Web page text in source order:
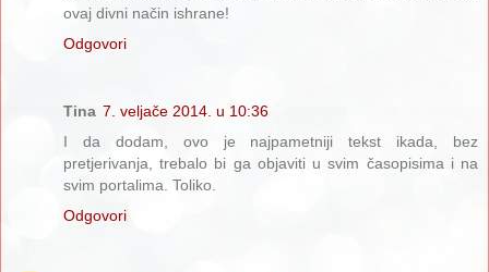
ovaj divni način ishrane!
Odgovori
Tina 7. veljače 2014. u 10:36
I da dodam, ovo je najpametniji tekst ikada, bez
pretjerivanja, trebalo bi ga objaviti u svim časopisima i na
svim portalima. Toliko.
Odgovori